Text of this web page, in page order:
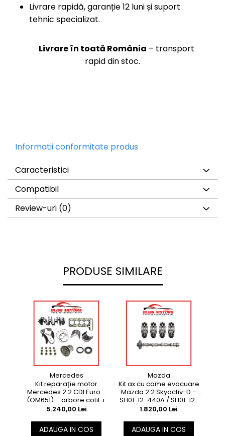
Livrare rapidă, garanție 12 luni și suport
tehnic specializat.
Livrare în toată România – transport
rapid din stoc.
Informatii conformitate produs
Caracteristici
Compatibil
Review-uri (0)
PRODUSE SIMILARE
Mercedes
Kit reparație motor
Mercedes 2.2 CDI Euro 6
(OM651) – arbore cotit +
set cuzineți | OEM
5.240,00 Lei
ADAUGA IN COS
Mazda
Kit ax cu came evacuare
Mazda 2.2 Skyactiv-D –
SH01-12-440A / SH01-12-
440B (SHY1–SHY8)
1.820,00 Lei
ADAUGA IN COS